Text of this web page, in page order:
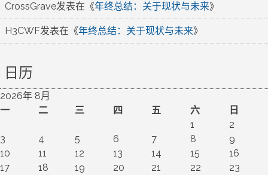
CrossGrave发表在《年终总结：关于现状与未来》
H3CWF发表在《年终总结：关于现状与未来》
日历
2026年 8月
一
二 三 四 五 六
日
1
2
3
4 5 6 7 8
9
10
11 12 13 14 15
16
17
18 19 20 21 22
23